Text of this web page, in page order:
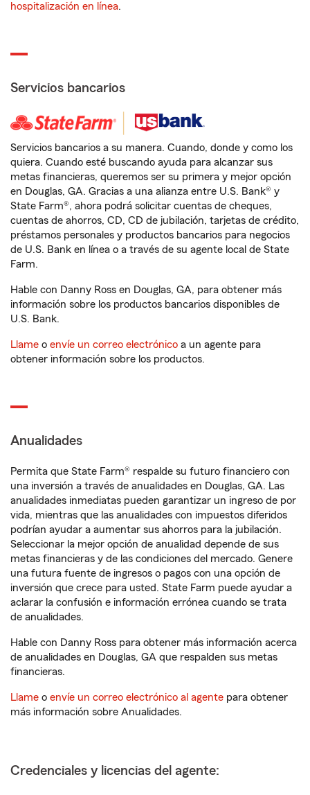
hospitalización en línea.
Servicios bancarios
Servicios bancarios a su manera. Cuando, donde y como los
quiera. Cuando esté buscando ayuda para alcanzar sus
metas financieras, queremos ser su primera y mejor opción
en Douglas, GA. Gracias a una alianza entre U.S. Bank® y
State Farm®, ahora podrá solicitar cuentas de cheques,
cuentas de ahorros, CD, CD de jubilación, tarjetas de crédito,
préstamos personales y productos bancarios para negocios
de U.S. Bank en línea o a través de su agente local de State
Farm.
Hable con Danny Ross en Douglas, GA, para obtener más
información sobre los productos bancarios disponibles de
U.S. Bank.
Llame o envíe un correo electrónico a un agente para
obtener información sobre los productos.
Anualidades
Permita que State Farm® respalde su futuro financiero con
una inversión a través de anualidades en Douglas, GA. Las
anualidades inmediatas pueden garantizar un ingreso de por
vida, mientras que las anualidades con impuestos diferidos
podrían ayudar a aumentar sus ahorros para la jubilación.
Seleccionar la mejor opción de anualidad depende de sus
metas financieras y de las condiciones del mercado. Genere
una futura fuente de ingresos o pagos con una opción de
inversión que crece para usted. State Farm puede ayudar a
aclarar la confusión e información errónea cuando se trata
de anualidades.
Hable con Danny Ross para obtener más información acerca
de anualidades en Douglas, GA que respalden sus metas
financieras.
Llame o envíe un correo electrónico al agente para obtener
más información sobre Anualidades.
Credenciales y licencias del agente: